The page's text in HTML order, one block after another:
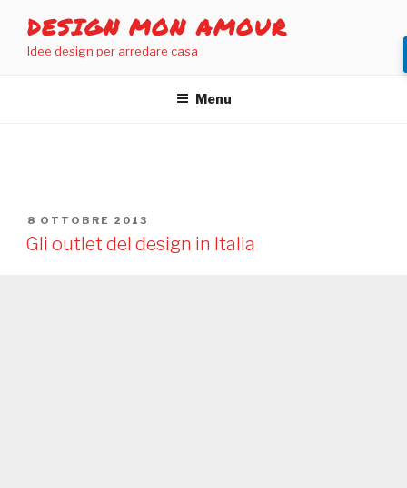
contenuto
DESIGN MON AMOUR
Idee design per arredare casa
Menu
PUBBLICATO
IL
8 OTTOBRE 2013
Gli outlet del design in Italia